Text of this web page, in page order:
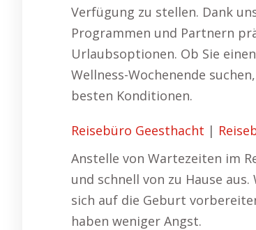
Verfügung zu stellen. Dank
Programmen und Partnern
Urlaubsoptionen. Ob Sie
Wellness-Wochenende
besten Konditionen.
Reisebüro Geesthacht |
Anstelle von Wartezeiten im
und schnell von zu Hause
sich auf die Geburt
haben weniger Angst.